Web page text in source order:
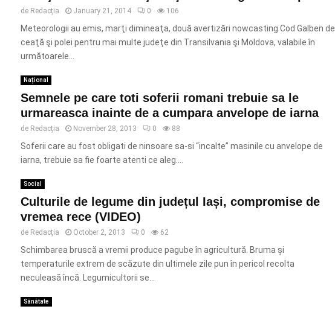
de Redacția January 21, 2014 0 106
Meteorologii au emis, marţi dimineaţa, două avertizări nowcasting Cod Galben de
ceaţă şi polei pentru mai multe judeţe din Transilvania şi Moldova, valabile în
următoarele...
Național
Semnele pe care toti soferii romani trebuie sa le
urmareasca inainte de a cumpara anvelope de iarna
de Redacția November 28, 2013 0 88
Soferii care au fost obligati de ninsoare sa-si “incalte” masinile cu anvelope de
iarna, trebuie sa fie foarte atenti ce aleg....
Social
Culturile de legume din județul Iași, compromise de
vremea rece (VIDEO)
de Redacția October 2, 2013 0 62
Schimbarea bruscă a vremii produce pagube în agricultură. Bruma și
temperaturile extrem de scăzute din ultimele zile pun în pericol recolta
neculeasă încă. Legumicultorii se...
Sănătate